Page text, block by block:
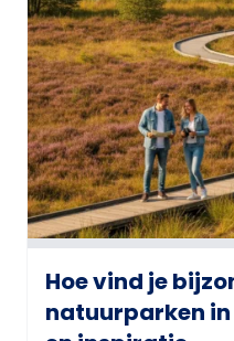
Hoe vind je
natuurparken